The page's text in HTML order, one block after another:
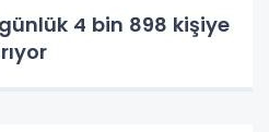
4 bin 898 kişiye